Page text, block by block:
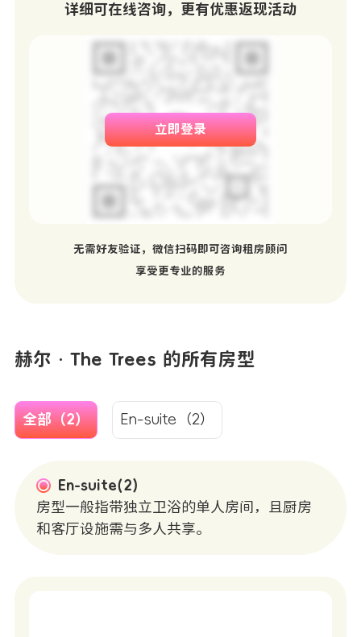
详细可在线咨询，更有优惠返现活动
立即登录
无需好友验证，微信扫码即可咨询租房顾问
享受更专业的服务
赫尔 · The Trees 的所有房型
全部（2） En-suite（2）
En-suite(2)
房型一般指带独立卫浴的单人房间，且厨房
和客厅设施需与多人共享。